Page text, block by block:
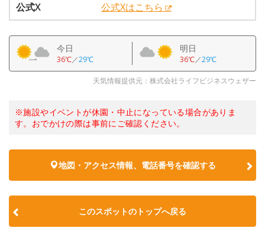
公式X
公式Xはこちら
今日
36℃／29℃
明日
36℃／29℃
天気情報提供元：株式会社ライフビジネスウェザー
※施設やイベントが休園・中止になっている場合がありま
す。おでかけの際は事前にご確認ください。
地図・アクセス情報、電話番号を確認する
このスポットのトップへ戻る